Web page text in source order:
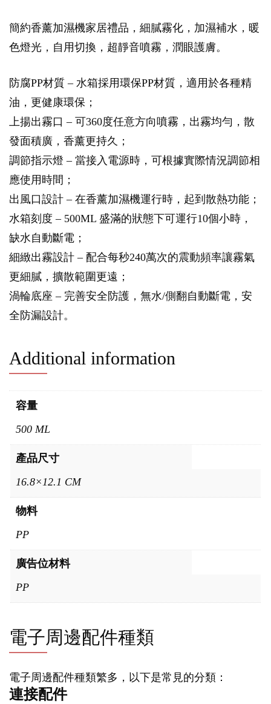
簡約香薰加濕機家居禮品，細膩霧化，加濕補水，暖
色燈光，自用切換，超靜音噴霧，潤眼護膚。
防腐PP材質 – 水箱採用環保PP材質，適用於各種精
油，更健康環保；
上揚出霧口 – 可360度任意方向噴霧，出霧均勻，散
發面積廣，香薰更持久；
調節指示燈 – 當接入電源時，可根據實際情況調節相
應使用時間；
出風口設計 – 在香薰加濕機運行時，起到散熱功能；
水箱刻度 – 500ML 盛滿的狀態下可運行10個小時，
缺水自動斷電；
細緻出霧設計 – 配合每秒240萬次的震動頻率讓霧氣
更細膩，擴散範圍更遠；
渦輪底座 – 完善安全防護，無水/側翻自動斷電，安
全防漏設計。
Additional information
容量
500 ML
產品尺寸
16.8×12.1 CM
物料
PP
廣告位材料
PP
電子周邊配件種類
電子周邊配件種類繁多，以下是常見的分類：
連接配件